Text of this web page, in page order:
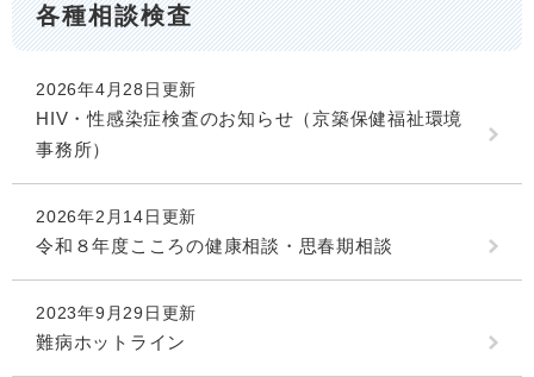
各種相談検査
2026年4月28日更新
HIV・性感染症検査のお知らせ（京築保健福祉環境
事務所）
2026年2月14日更新
令和８年度こころの健康相談・思春期相談
2023年9月29日更新
難病ホットライン